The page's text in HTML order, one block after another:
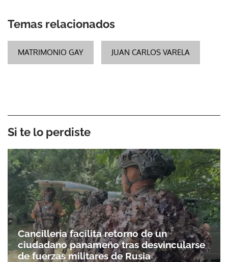
Temas relacionados
MATRIMONIO GAY JUAN CARLOS VARELA
Si te lo perdiste
Cancillería facilita retorno de un
ciudadano panameño tras desvincularse
de fuerzas militares de Rusia